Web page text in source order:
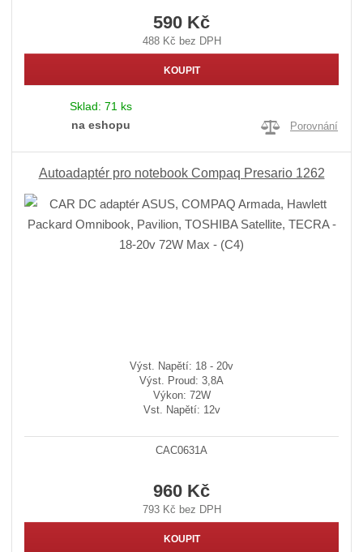
590 Kč
488 Kč bez DPH
KOUPIT
Sklad: 71 ks
na eshopu
Porovnání
Autoadaptér pro notebook Compaq Presario 1262
Výst. Napětí: 18 - 20v
Výst. Proud: 3,8A
Výkon: 72W
Vst. Napětí: 12v
CAC0631A
960 Kč
793 Kč bez DPH
KOUPIT